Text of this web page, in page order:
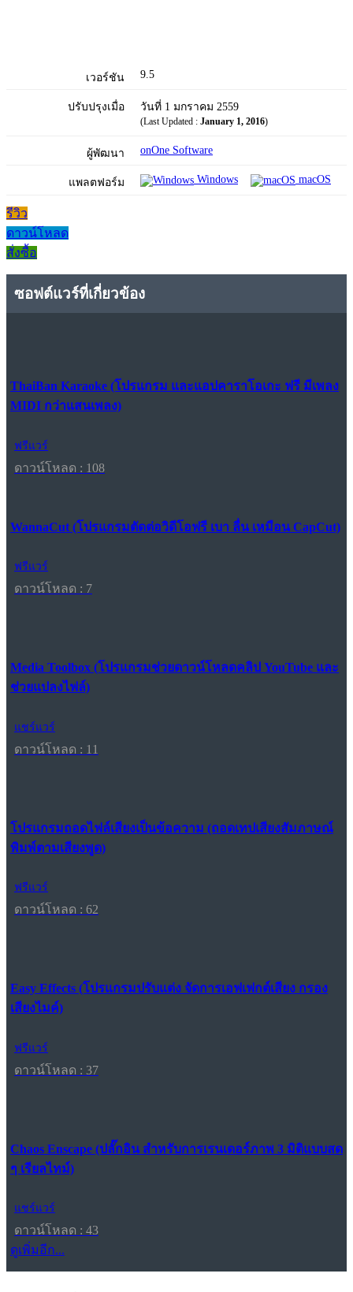
เวอร์ชัน 9.5
ปรับปรุงเมื่อ วันที่ 1 มกราคม 2559
(Last Updated : January 1, 2016)
ผู้พัฒนา onOne Software
แพลตฟอร์ม Windows macOS
รีวิว
ดาวน์โหลด
สั่งซื้อ
ซอฟต์แวร์ที่เกี่ยวข้อง
ThaiBan Karaoke (โปรแกรม และแอปคาราโอเกะ ฟรี มีเพลง
MIDI กว่าแสนเพลง)
ฟรีแวร์
ดาวน์โหลด : 108
WannaCut (โปรแกรมตัดต่อวิดีโอฟรี เบา ลื่น เหมือน CapCut)
ฟรีแวร์
ดาวน์โหลด : 7
Media Toolbox (โปรแกรมช่วยดาวน์โหลดคลิป YouTube และ
ช่วยแปลงไฟล์)
แชร์แวร์
ดาวน์โหลด : 11
โปรแกรมถอดไฟล์เสียงเป็นข้อความ (ถอดเทปเสียงสัมภาษณ์
พิมพ์ตามเสียงพูด)
ฟรีแวร์
ดาวน์โหลด : 62
Easy Effects (โปรแกรมปรับแต่ง จัดการเอฟเฟกต์เสียง กรอง
เสียงไมค์)
ฟรีแวร์
ดาวน์โหลด : 37
Chaos Enscape (ปลั๊กอิน สำหรับการเรนเดอร์ภาพ 3 มิติแบบสด
ๆ เรียลไทม์)
แชร์แวร์
ดาวน์โหลด : 43
ดูเพิ่มอีก...